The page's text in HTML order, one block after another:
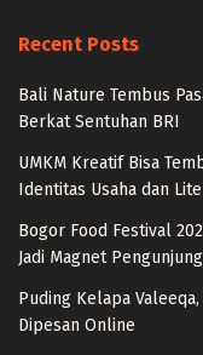
Recent Posts
Bali Nature Tembus
Berkat Sentuhan BRI
UMKM Kreatif Bisa
Identitas Usaha dan
Bogor Food Festival
Jadi Magnet Pengunjung
Puding Kelapa
Dipesan Online